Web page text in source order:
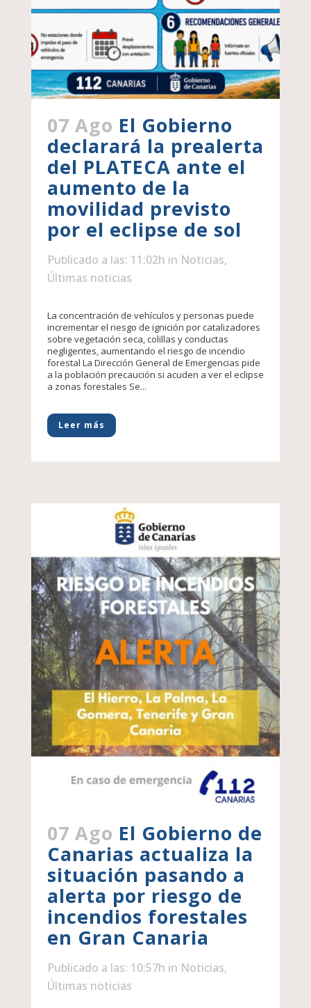
07 Ago El Gobierno
declarará la prealerta
del PLATECA ante el
aumento de la
movilidad previsto
por el eclipse de sol
Publicado a las: 11:02h in Noticias,
Últimas noticias
La concentración de vehículos y personas puede
incrementar el riesgo de ignición por catalizadores
sobre vegetación seca, colillas y conductas
negligentes, aumentando el riesgo de incendio
forestal La Dirección General de Emergencias pide
a la población precaución si acuden a ver el eclipse
a zonas forestales Se...
Leer más
07 Ago El Gobierno de
Canarias actualiza la
situación pasando a
alerta por riesgo de
incendios forestales
en Gran Canaria
Publicado a las: 10:57h in Noticias,
Últimas noticias